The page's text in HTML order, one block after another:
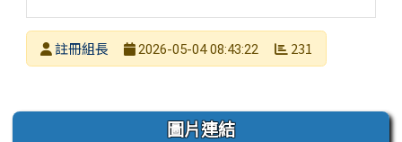
發布者
註冊組長
2026-05-04 08:43:22 231
左邊區域內容 圖片連結